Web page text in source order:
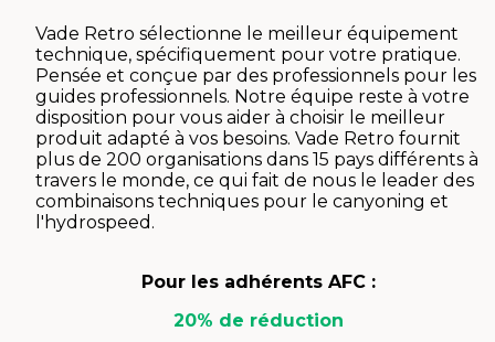
Vade Retro sélectionne le meilleur équipement
technique, spécifiquement pour votre pratique.
Pensée et conçue par des professionnels pour les
guides professionnels. Notre équipe reste à votre
disposition pour vous aider à choisir le meilleur
produit adapté à vos besoins. Vade Retro fournit
plus de 200 organisations dans 15 pays différents à
travers le monde, ce qui fait de nous le leader des
combinaisons techniques pour le canyoning et
l'hydrospeed.
Pour les adhérents AFC :
20% de réduction